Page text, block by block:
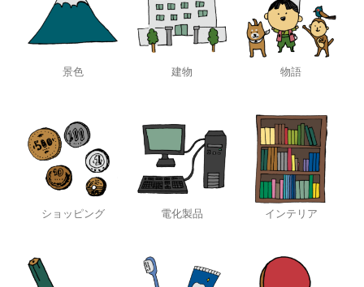
景色 建物 物語
ショッピング 電化製品 インテリア